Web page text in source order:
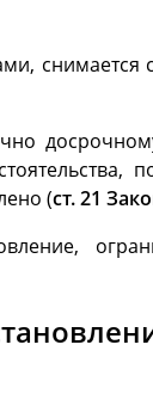
снимается
(ст. 21